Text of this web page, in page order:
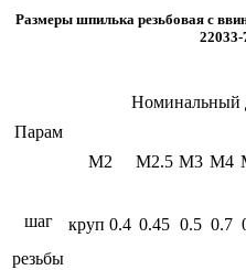
Размеры шпилька резьбовая с
Парам
Номинальный
М2 М2.5 М3 М4
шаг
резьбы
круп 0.4 0.45 0.5 0.7